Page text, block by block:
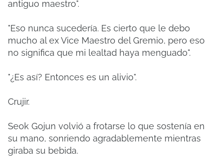
antiguo maestro".
"Eso nunca sucedería. Es cierto que le debo
mucho al ex Vice Maestro del Gremio, pero eso
no significa que mi lealtad haya menguado".
"¿Es así? Entonces es un alivio".
Crujir.
Seok Gojun volvió a frotarse lo que sostenía en
su mano, sonriendo agradablemente mientras
giraba su bebida.